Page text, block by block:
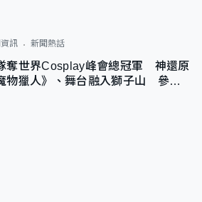
訊 新聞熱話
奪世界Cosplay峰會總冠軍 神還原
物獵人》、舞台融入獅子山 參賽